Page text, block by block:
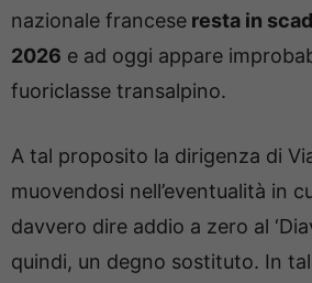
nazionale francese resta in
2026 e ad oggi appare
fuoriclasse transalpino.
A tal proposito la dirigenza di
muovendosi nell’eventualità in
davvero dire addio a zero al
quindi, un degno sostituto. In